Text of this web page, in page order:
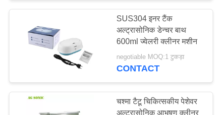
गुणवत्ता
नियंत्रण
संपर्क
अल्ट्रासोनिक इंजन
क्लीनर
SUS304 इनर टैंक
अल्ट्रासोनिक डेन्चर बाथ
600ml ज्वेलरी क्लीनर मशीन
negotiable MOQ:1 टुकड़ा
CONTACT
चश्मा टैटू चिकित्सकीय पेशेवर
अल्ट्रासोनिक आभूषण क्लीनर